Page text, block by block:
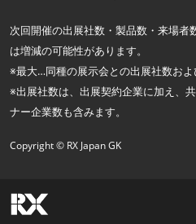
次回開催の出展社数・製品数・来場者
は増減の可能性があります。
※最大…同種の展示会との出展社数およ
※出展社数は、出展契約企業に加え、
ナー企業数も含みます。
Copyright © RX Japan GK